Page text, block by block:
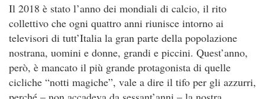
Il 2018 è stato l’anno dei mondiali di calcio, il rito
collettivo che ogni quattro anni riunisce intorno ai
televisori di tutt’Italia la gran parte della popolazione
nostrana, uomini e donne, grandi e piccini. Quest’anno,
però, è mancato il più grande protagonista di quelle
cicliche “notti magiche”, vale a dire il tifo per gli azzurri,